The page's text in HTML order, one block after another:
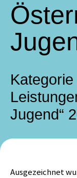
Jugend“
Ausgezeichnet